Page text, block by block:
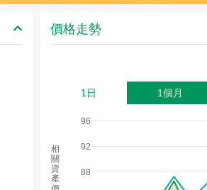
價格走勢
1日 1個月
88
92
96
相
關
資
產